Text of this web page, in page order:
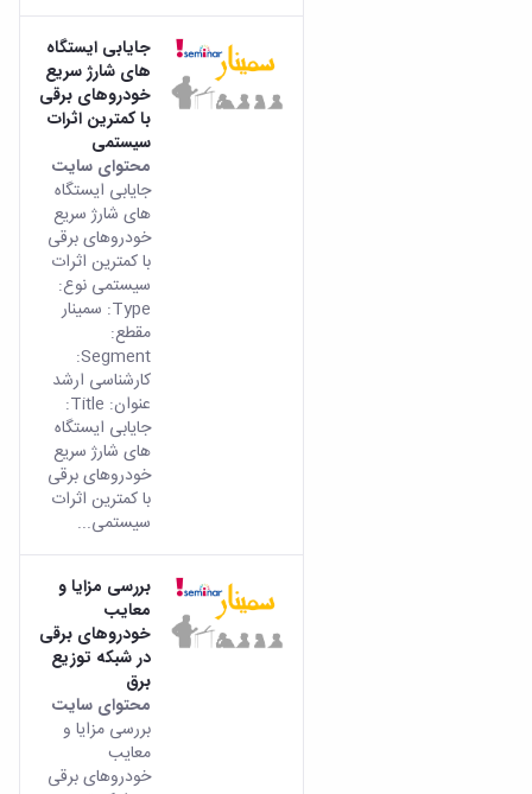
جایابی ایستگاه
های شارژ سریع
خودروهای برقی
با کمترین اثرات
سیستمی
محتوای سایت
جایابی ایستگاه
های شارژ سریع
خودروهای برقی
با کمترین اثرات
سیستمی نوع:
Type: سمینار
مقطع:
Segment:
کارشناسی ارشد
عنوان: Title:
جایابی ایستگاه
های شارژ سریع
خودروهای برقی
با کمترین اثرات
سیستمی...
بررسی مزایا و
معایب
خودروهای برقی
در شبکه توزیع
برق
محتوای سایت
بررسی مزایا و
معایب
خودروهای برقی